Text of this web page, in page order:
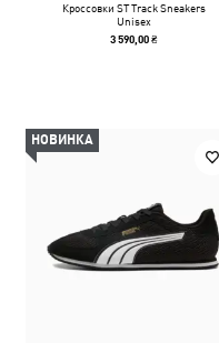
Кроссовки ST Track Sneakers
Unisex
3 590,00 ₴
НОВИНКА